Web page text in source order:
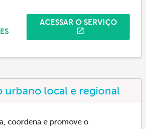
ACESSAR O SERVIÇO
urbano local e regional
coordena e promove o